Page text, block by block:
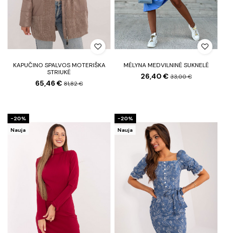
KAPUČINO SPALVOS MOTERIŠKA
STRIUKĖ
65,46 € 81,82 €
MĖLYNA MEDVILNINĖ SUKNELĖ
26,40 €33,00 €
−20%
Nauja
−20%
Nauja